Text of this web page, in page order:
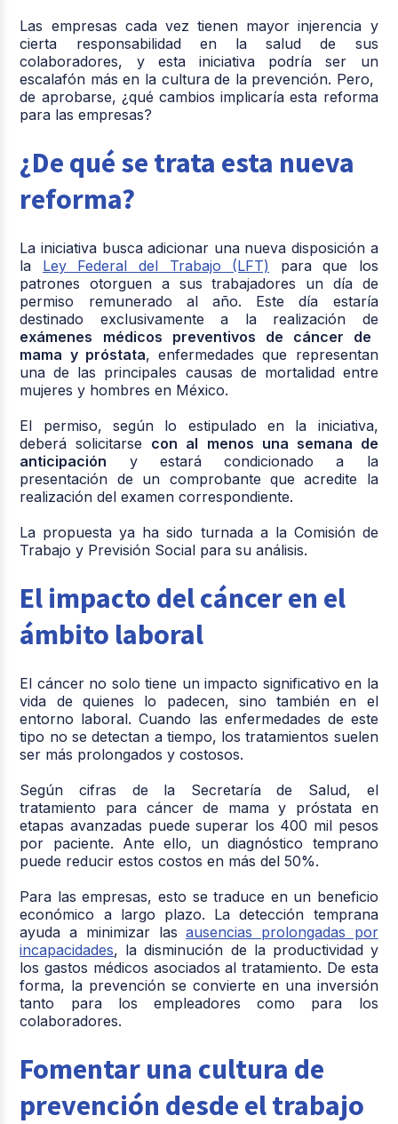
Las empresas cada vez tienen mayor injerencia y
cierta responsabilidad en la salud de sus
colaboradores, y esta iniciativa podría ser un
escalafón más en la cultura de la prevención. Pero,
de aprobarse, ¿qué cambios implicaría esta reforma
para las empresas?
¿De qué se trata esta nueva
reforma?
La iniciativa busca adicionar una nueva disposición a
la Ley Federal del Trabajo (LFT)
para que los
patrones otorguen a sus trabajadores un día de
permiso remunerado al año. Este día estaría
destinado exclusivamente a la realización de
exámenes médicos preventivos de cáncer de
mama y próstata, enfermedades que representan
una de las principales causas de mortalidad entre
mujeres y hombres en México.
El permiso, según lo estipulado en la iniciativa,
deberá solicitarse con al menos una semana de
anticipación y estará condicionado a la
presentación de un comprobante que acredite la
realización del examen correspondiente.
La propuesta ya ha sido turnada a la Comisión de
Trabajo y Previsión Social para su análisis.
El impacto del cáncer en el
ámbito laboral
El cáncer no solo tiene un impacto significativo en la
vida de quienes lo padecen, sino también en el
entorno laboral. Cuando las enfermedades de este
tipo no se detectan a tiempo, los tratamientos suelen
ser más prolongados y costosos.
Según cifras de la Secretaría de Salud, el
tratamiento para cáncer de mama y próstata en
etapas avanzadas puede superar los 400 mil pesos
por paciente. Ante ello, un diagnóstico temprano
puede reducir estos costos en más del 50%.
Para las empresas, esto se traduce en un beneficio
económico a largo plazo. La detección temprana
ayuda a minimizar lasausencias prolongadas por
incapacidades, la disminución de la productividad y
los gastos médicos asociados al tratamiento. De esta
forma, la prevención se convierte en una inversión
tanto para los empleadores como para los
colaboradores.
Fomentar una cultura de
prevención desde el trabajo